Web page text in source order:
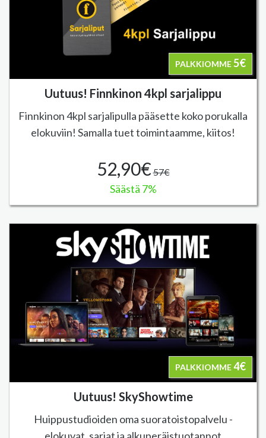
PALKKIOMME5€
Uutuus! Finnkinon 4kpl sarjalippu
Finnkinon 4kpl sarjalipulla pääsette koko porukalla
elokuviin! Samalla tuet toimintaamme, kiitos!
52,90€57€
Säästä 7%
PALKKIOMME4€
Uutuus! SkyShowtime
Huippustudioiden oma suoratoistopalvelu -